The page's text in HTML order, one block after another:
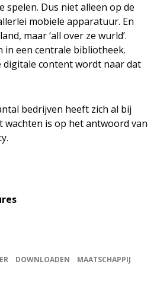
spelen. Dus niet alleen op de
mobiele apparatuur. En
maar ‘all over ze wurld’.
in een centrale bibliotheek.
digitale content wordt naar dat
bedrijven heeft zich al bij
wachten is op het antwoord van
DOWNLOADEN
MAATSCHAPPIJ